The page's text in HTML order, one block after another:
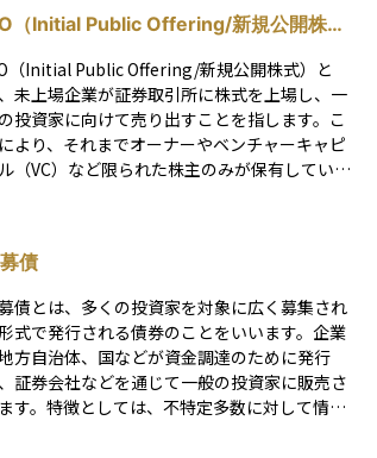
（Initial Public Offering/新規公開株
（Initial Public Offering/新規公開株式）と
未上場企業が証券取引所に株式を上場し、一
投資家に向けて売り出すことを指します。こ
より、それまでオーナーやベンチャーキャピ
（VC）など限られた株主のみが保有していた
つです。また、創業者やVCが投資を回収（エ
ット）する機会にもなり、優秀な人材を確保
ためのストックオプション制度の活用が可能
るといったメリットもあります。一方で、上
は業績や経営方針が市場の厳しい評価を受け
め、ガバナンスの強化や継続的な成長が求め
のプロセスは、主幹事証券の選
債
債とは、多くの投資家を対象に広く募集され
式で発行される債券のことをいいます。企業
方自治体、国などが資金調達のために発行
証券会社などを通じて一般の投資家に販売さ
す。特徴としては、不特定多数に対して情報